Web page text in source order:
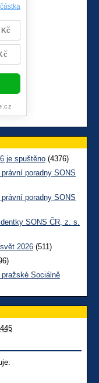
je spuštěno (4376)
poradny SONS
poradny SONS
SONS ČR, z. s.
2026 (511)
Sociálně